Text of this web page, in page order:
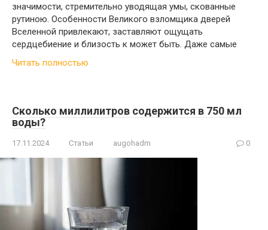
значимости, стремительно уводящая умы, скованные
рутиною. Особенности Великого взломщика дверей
Вселенной привлекают, заставляют ощущать
сердцебиение и близость к может быть. Даже самые
Читать полностью
Сколько миллилитров содержится в 750 мл
воды?
17.11.2024 Статьи augohadm 0